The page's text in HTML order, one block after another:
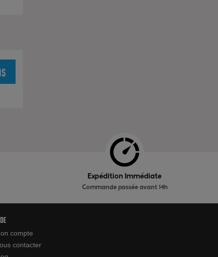
Expédition Immédiate
Commande passée avant 14h
compte
contacter